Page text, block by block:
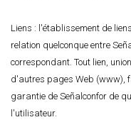
Liens : l'établissement de
relation quelconque entre
correspondant. Tout lien,
d'autres pages Web (www),
garantie de Señalconfor de
l'utilisateur.